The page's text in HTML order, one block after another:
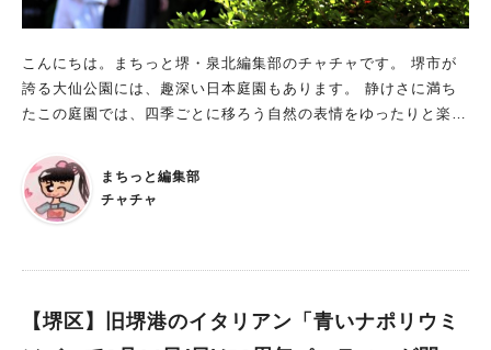
日から、すべての自転車利用者に対しヘルメットの着用が努力義
を着用していない場合、無効とさせていただきます。 5.第三者
の著作権その他の知的財産権や肖像権その他の権利を侵害するも
の、公序良俗に反するもの、または反する恐れのあるもの、特定
他本市が不適切と判断するものは無効です。 6.その他詳細は
「サイクルシティ堺フォトフェスタ2026募集要領」を必ずご確
認ください。 ■サイクルシティ堺での自転車との写真 みなさん
の繋がりは深く、そのルーツはなんと古墳時代にまでさかのぼる
こんにちは。まちっと堺・泉北編集部のチャチャです。 堺市が
誇る大仙公園には、趣深い日本庭園もあります。 静けさに満ち
たこの庭園では、四季ごとに移ろう自然の表情をゆったりと楽し
か？ 今回は、あなたのお気に入りシーンを応募する、写真コン
テストをご紹介します！ 第16回写真コンテスト ・応募部門A
「日本庭園の四季折々の風景」 ・応募部門B 「日本庭園の魅力
料：無料 審査員：大阪芸術大学短期大学部客員教授 福
まちっと編集部
チャチャ
【堺区】旧堺港のイタリアン「青いナポリウミ